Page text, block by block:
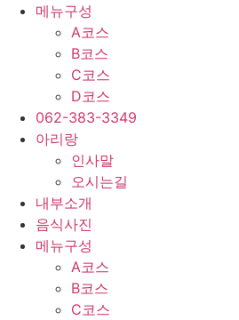
메뉴구성
A코스
B코스
C코스
D코스
062-383-3349
아리랑
인사말
오시는길
내부소개
음식사진
메뉴구성
A코스
B코스
C코스